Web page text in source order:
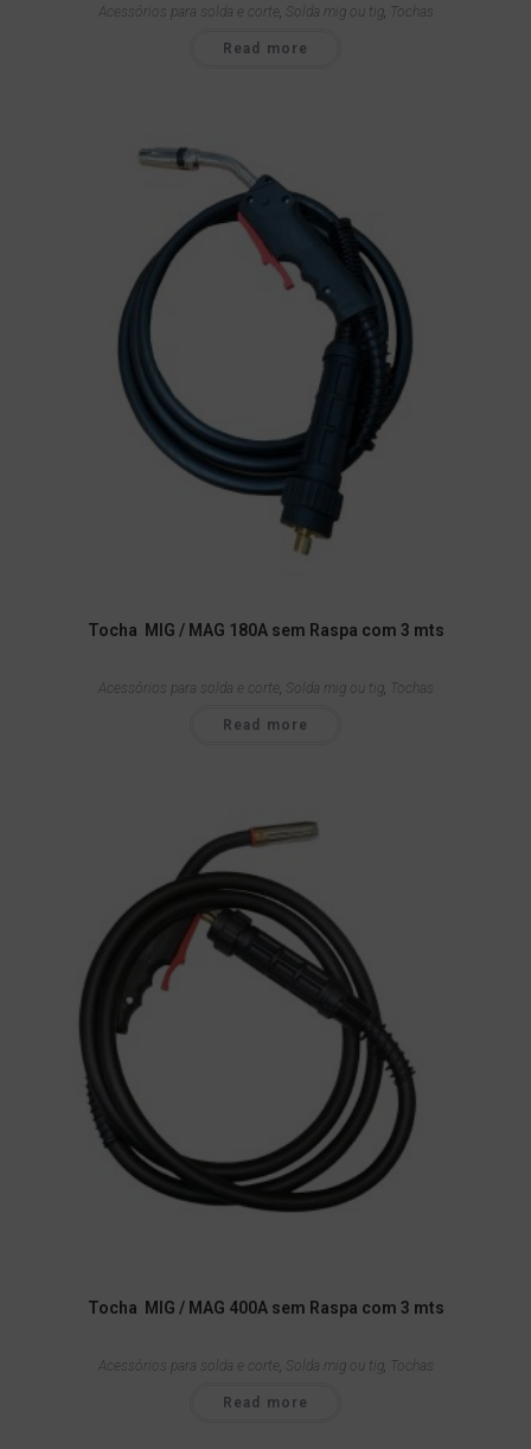
Acessórios para solda e corte, Solda mig ou tig, Tochas
Read more
Tocha MIG / MAG 180A sem Raspa com 3 mts
Acessórios para solda e corte, Solda mig ou tig, Tochas
Read more
Tocha MIG / MAG 400A sem Raspa com 3 mts
Acessórios para solda e corte Solda mig ou tig, Tochas
Read more